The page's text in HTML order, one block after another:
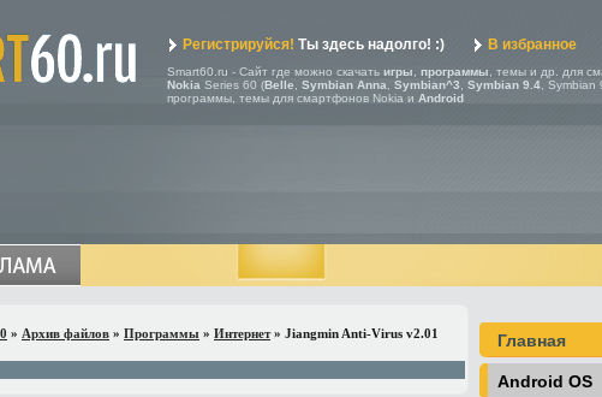
Регистрируйся! Ты здесь надолго! :) В избранное
Smart60.ru - Сайт где можно скачать игры программы , темы и др. для
Nokia Series 60 (Belle Symbian Anna Symbian^3 Symbian 9.4 , Symbian
программы, темы для смартфонов Nokia и Android
» Архив файлов » Программы » Интернет» Jiangmin Anti-Virus v2.01
Главная
Android OS